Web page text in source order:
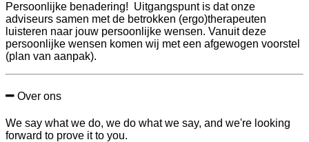
Persoonlijke benadering! Uitgangspunt is dat onze
adviseurs samen met de betrokken (ergo)therapeuten
luisteren naar jouw persoonlijke wensen. Vanuit deze
persoonlijke wensen komen wij met een afgewogen voorstel
(plan van aanpak).
Over ons
We say what we do, we do what we say, and we're looking
forward to prove it to you.